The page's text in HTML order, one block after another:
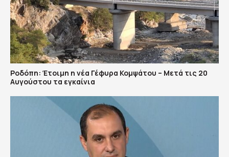
Ροδόπη: Έτοιμη η νέα Γέφυρα Κομψάτου – Μετά τις 20
Αυγούστου τα εγκαίνια